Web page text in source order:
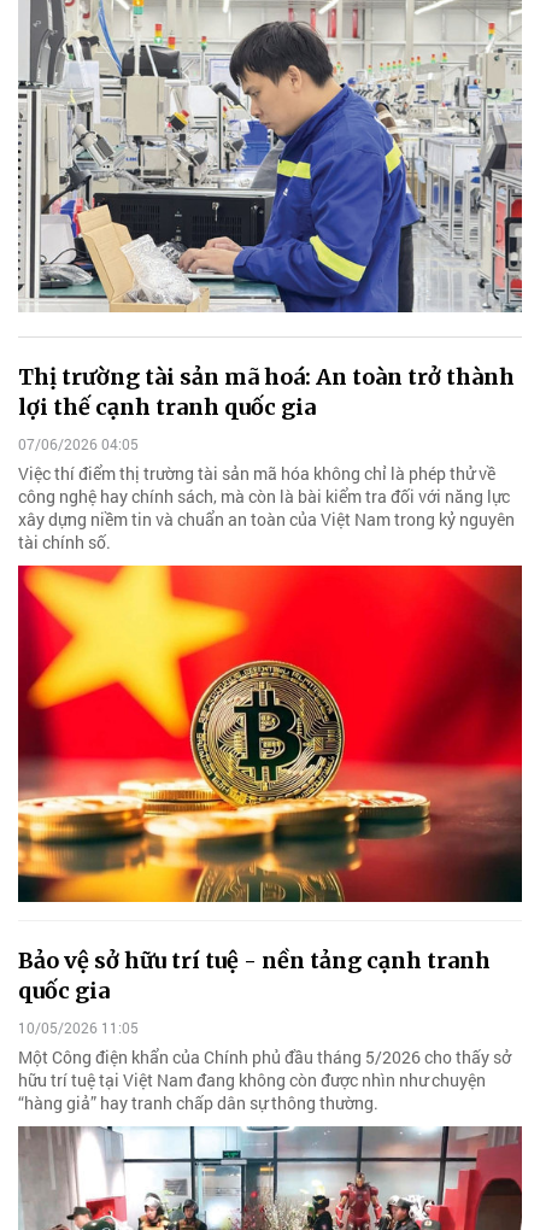
Thị trường tài sản mã hoá: An toàn trở thành
lợi thế cạnh tranh quốc gia
07/06/2026 04:05
Việc thí điểm thị trường tài sản mã hóa không chỉ là phép thử về
công nghệ hay chính sách, mà còn là bài kiểm tra đối với năng lực
xây dựng niềm tin và chuẩn an toàn của Việt Nam trong kỷ nguyên
tài chính số.
Bảo vệ sở hữu trí tuệ - nền tảng cạnh tranh
quốc gia
10/05/2026 11:05
Một Công điện khẩn của Chính phủ đầu tháng 5/2026 cho thấy sở
hữu trí tuệ tại Việt Nam đang không còn được nhìn như chuyện
“hàng giả” hay tranh chấp dân sự thông thường.